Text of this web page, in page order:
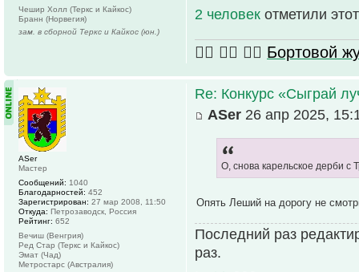
2 человек отметили
🏴‍☠️ 🏴‍☠️ 🏴‍☠️ Бортовой
Чешир Холл (Теркс и Кайкос)
Бранн (Норвегия)
зам. в сборной Теркс и Кайкос (юн.)
Re: Конкурс «Сыграй
ASer 26 апр 2025,
О, снова карельское дерби с
Опять Леший на дорогу не
Последний раз
раз.
ASer
Мастер
Сообщений: 1040
Благодарностей: 452
Зарегистрирован: 27 мар 2008, 11:50
Откуда: Петрозаводск, Россия
Рейтинг: 652
Вечиш (Венгрия)
Ред Стар (Теркс и Кайкос)
Эмат (Чад)
Метростарс (Австралия)